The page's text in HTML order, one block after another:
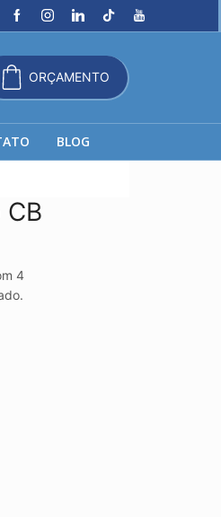
ORÇAMENTO
BLOG
4